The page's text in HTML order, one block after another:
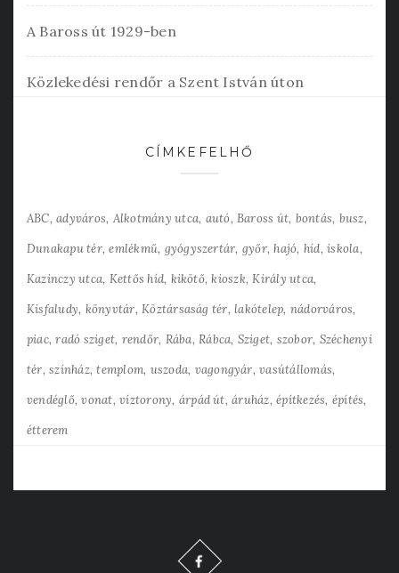
A Baross út 1929-ben
Közlekedési rendőr a Szent István úton
CÍMKEFELHŐ
ABC adyváros Alkotmány utca autó Baross út bontás busz
Dunakapu tér emlékmű gyógyszertár győr hajó híd iskola
Kazinczy utca Kettős híd kikötő kioszk Király utca
Kisfaludy könyvtár Köztársaság tér lakótelep nádorváros
piac radó sziget rendőr Rába Rábca Sziget szobor Széchenyi
tér színház templom uszoda vagongyár vasútállomás
vendéglő vonat víztorony árpád út áruház építkezés építés
étterem